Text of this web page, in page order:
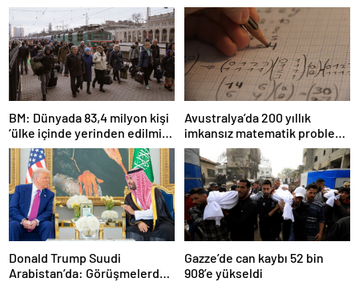
BM: Dünyada 83,4 milyon kişi
‘ülke içinde yerinden edilmiş’
olarak yaşıyor
Avustralya’da 200 yıllık
imkansız matematik problemi
çözüldü
Donald Trump Suudi
Arabistan’da: Görüşmelerde
Gazze’de can kaybı 52 bin
908’e yükseldi